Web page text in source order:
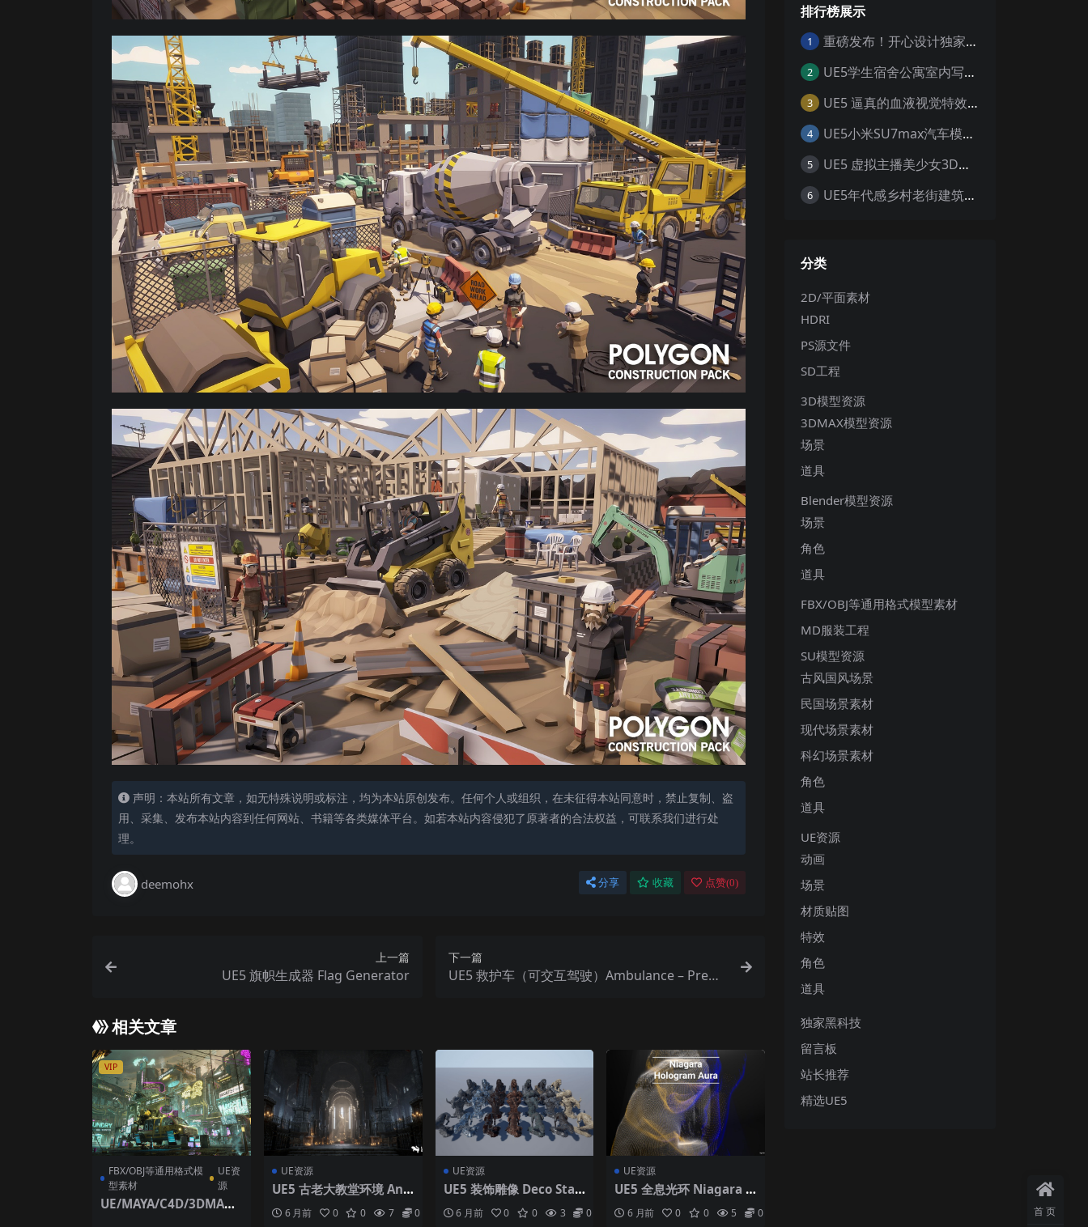
声明：本站所有文章，如无特殊说明或标注，均为本站原创发布。任何个人或组织，在未征得本站同意时，禁止复制、盗
用、采集、发布本站内容到任何网站、书籍等各类媒体平台。如若本站内容侵犯了原著者的合法权益，可联系我们进行处
理。
deemohx 分享 收藏 点赞(0)
上一篇
UE5 旗帜生成器 Flag Generator
下一篇
UE5 救护车（可交互驾驶）Ambulance – Premi
相关文章
VIP
FBX/OBJ等通用格式模
型素材
UE资
源
UE/MAYA/C4D/3DMAX/
UE资源
UE5 古老大教堂环境 Anci
ment
6 月前 0 0 7 0
UE资源
UE5 装饰雕像 Deco Stat
6 月前 0 0 3 0
UE资源
UE5 全息光环 Niagara H
6 月前 0 0 5 0
排行榜展示
1 重磅发布！开心设计独家工具 一键寻组工具v1.0
2 UE5学生宿舍公寓室内写实寝室生活日夜环境场景
3 UE5 逼真的血液视觉特效 Realistic Blood VFX – Niagara Blood Effects
4 UE5小米SU7max汽车模型场景工程UE5设计素材写实风格汽车工程
5 UE5 虚拟主播美少女3D模型 赛博朋克风职业套装 游戏角色素材
6 UE5年代感乡村老街建筑环境带供销社电线杆怀旧大场景5.0+
分类
2D/平面素材
HDRI
PS源文件
SD工程
3D模型资源
3DMAX模型资源
场景
道具
Blender模型资源
场景
角色
道具
FBX/OBJ等通用格式模型素材
MD服装工程
SU模型资源
古风国风场景
民国场景素材
现代场景素材
科幻场景素材
角色
道具
UE资源
动画
场景
材质贴图
特效
角色
道具
独家黑科技
留言板
站长推荐
精选UE5
首页